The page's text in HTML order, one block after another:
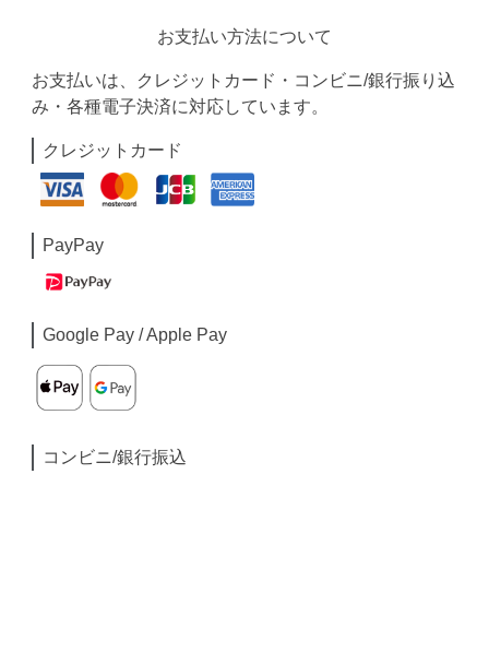
お支払い方法について
お支払いは、クレジットカード・コンビニ/銀行振り込
み・各種電子決済に対応しています。
クレジットカード
PayPay
Google Pay / Apple Pay
コンビニ/銀行振込